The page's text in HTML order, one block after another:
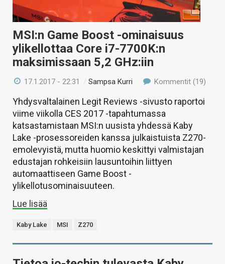
MSI:n Game Boost -ominaisuus
ylikellottaa Core i7-7700K:n
maksimissaan 5,2 GHz:iin
17.1.2017 - 22:31 /Sampsa Kurri Kommentit (19)
Yhdysvaltalainen Legit Reviews -sivusto raportoi
viime viikolla CES 2017 -tapahtumassa
katsastamistaan MSI:n uusista yhdessä Kaby
Lake -prosessoreiden kanssa julkaistuista Z270-
emolevyistä, mutta huomio keskittyi valmistajan
edustajan rohkeisiin lausuntoihin liittyen
automaattiseen Game Boost -
ylikellotusominaisuuteen.
Lue lisää
Kaby Lake MSI Z270